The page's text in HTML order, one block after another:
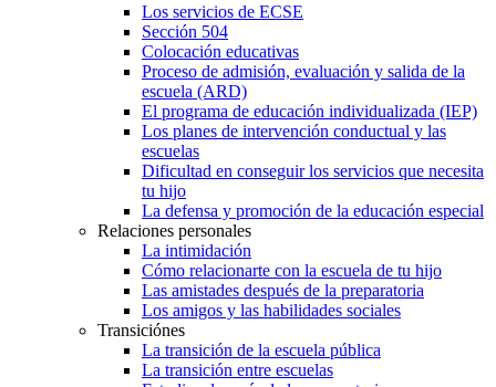
Los servicios de ECSE
Sección 504
Colocación educativas
Proceso de admisión, evaluación y salida de la
escuela (ARD)
El programa de educación individualizada (IEP)
Los planes de intervención conductual y las
escuelas
Dificultad en conseguir los servicios que necesita
tu hijo
La defensa y promoción de la educación especial
Relaciones personales
La intimidación
Cómo relacionarte con la escuela de tu hijo
Las amistades después de la preparatoria
Los amigos y las habilidades sociales
Transiciónes
La transición de la escuela pública
La transición entre escuelas